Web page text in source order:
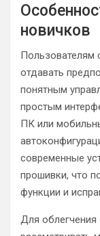
новичков
Пользователям
отдавать
понятным
простым
ПК или
современные
прошивки, что
функции и
Для